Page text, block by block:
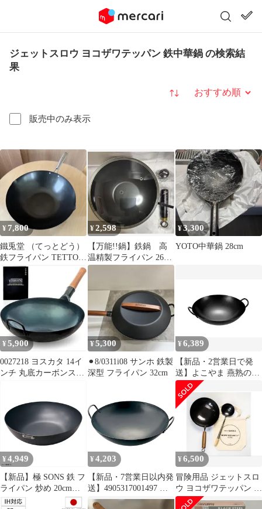
ジェットスロウ ヨコザワテッパン 鉄中華鍋 の検索結
果
販売中のみ表示
並び替え
¥ 7,800
鐵兎堂 （てっとどう）
鉄フライパン TETTO
日本製 ウォックパン 中
華鍋
¥2,598
【万能!!鍋】鉄鍋 高
温精製フライパン 26cm
蓋付き
¥3,300
YOTO中華鍋 28cm
¥ 5,900
0027218 ヨスカタ 14イ
ンチ 丸底カーボンスチ
¥5,300
⚫︎8/0311i08 サンホ 鉄製
深型 フライパン 32cm
¥6,389
【新品・2営業日で発
送】よこやま 燕熟の技
中華鍋39cm(袋入り・バ
ルク) EJT-701
¥ 4,949
【新品】極 SONS 鉄 フ
ライパン 炒め 20cm
COCOpan C102-001
¥ 4,203
【新品・7営業日以内発
送】4905317001497 島
本製作所 SS 鉄プレス
¥6,500
冒険用品 ジェットスロ
ウ ヨコザワテッパン 鉄
中華鍋